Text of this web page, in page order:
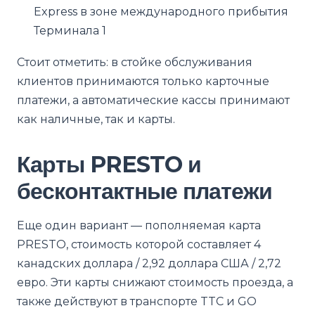
Express в зоне международного прибытия
Терминала 1
Стоит отметить: в стойке обслуживания
клиентов принимаются только карточные
платежи, а автоматические кассы принимают
как наличные, так и карты.
Карты PRESTO и
бесконтактные платежи
Еще один вариант — пополняемая карта
PRESTO, стоимость которой составляет 4
канадских доллара / 2,92 доллара США / 2,72
евро. Эти карты снижают стоимость проезда, а
также действуют в транспорте TTC и GO